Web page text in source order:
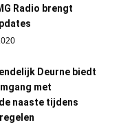
Radio brengt
Deurne biedt
met
naaste tijdens